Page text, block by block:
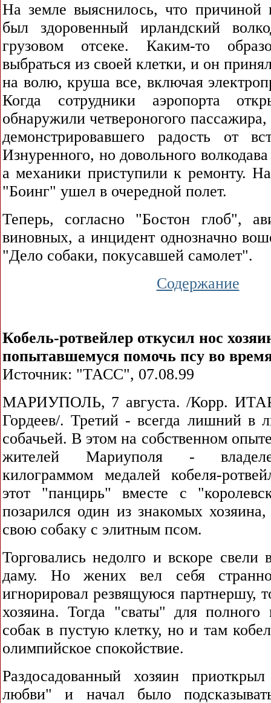
На земле выяснилось, что причиной
был здоровенный ирландский
грузовом отсеке. Каким-то
выбраться из своей клетки, и он
на волю, круша все, включая
Когда сотрудники аэропорта
обнаружили четвероногого
демонстрировавшего радость от
Изнуренного, но довольного
а механики приступили к ремонту.
"Боинг" ушел в очередной полет.
Теперь, согласно "Бостон глоб",
виновных, а инцидент однозначно
"Дело собаки, покусавшей самолет".
Содержание
Кобель-ротвейлер откусил нос
попытавшемуся помочь псу во
Источник: "ТАСС", 07.08.99
МАРИУПОЛЬ, 7 августа. /Корр.
Гордеев/. Третий - всегда лишний в
собачьей. В этом на собственном
жителей Мариуполя -
килограммом медалей кобеля-
этот "панцирь" вместе с
позарился один из знакомых
свою собаку с элитным псом.
Торговались недолго и вскоре свели
даму. Но жених вел себя
игнорировал резвящуюся партнершу,
хозяина. Тогда "сваты" для полного
собак в пустую клетку, но и там
олимпийское спокойствие.
Раздосадованный хозяин
любви" и начал было